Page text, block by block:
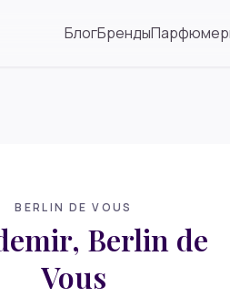
БлогБренды
BERLIN DE VOUS
Berlin de
Vous